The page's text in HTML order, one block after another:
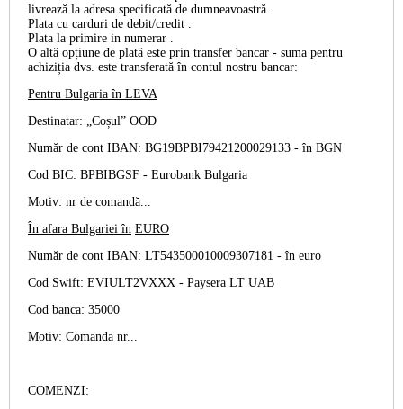
livrează la adresa specificată de dumneavoastră.
Plata cu carduri de debit/credit
Plata la primire in numerar
O altă opțiune de plată este prin transfer bancar - suma pentru
achiziția dvs. este transferată în contul nostru bancar:
Pentru Bulgaria în LEVA
Destinatar: „Coșul” OOD
Număr de cont IBAN: BG19BPBI79421200029133 -în BGN
Cod BIC: BPBIBGSF - Eurobank Bulgaria
Motiv: nr de comandă...
În afara Bulgariei în EURO
Număr de cont IBAN: LT543500010009307181 -în euro
Cod Swift: EVIULT2VXXX - Paysera LT UAB
Cod banca: 35000
Motiv: Comanda nr...
COMENZI: